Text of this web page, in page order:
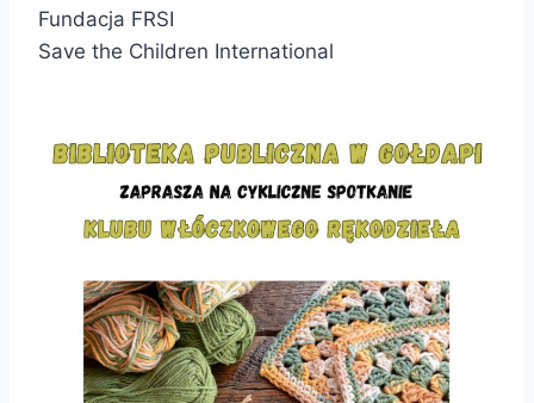
Fundacja FRSI
Save the Children International